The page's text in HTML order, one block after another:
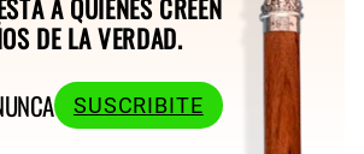
A QUIENES CREEN
DE LA VERDAD.
SUSCRIBITE